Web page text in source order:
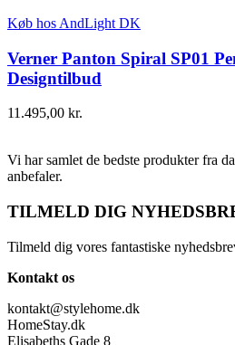
Køb hos AndLight DK
Verner Panton Spiral SP01
Designtilbud
11.495,00 kr.
Vi har samlet de bedste produkter fra
anbefaler.
TILMELD DIG
Tilmeld dig vores fantastiske
Kontakt os
kontakt@stylehome.dk
HomeStay.dk
Elisabeths Gade 8